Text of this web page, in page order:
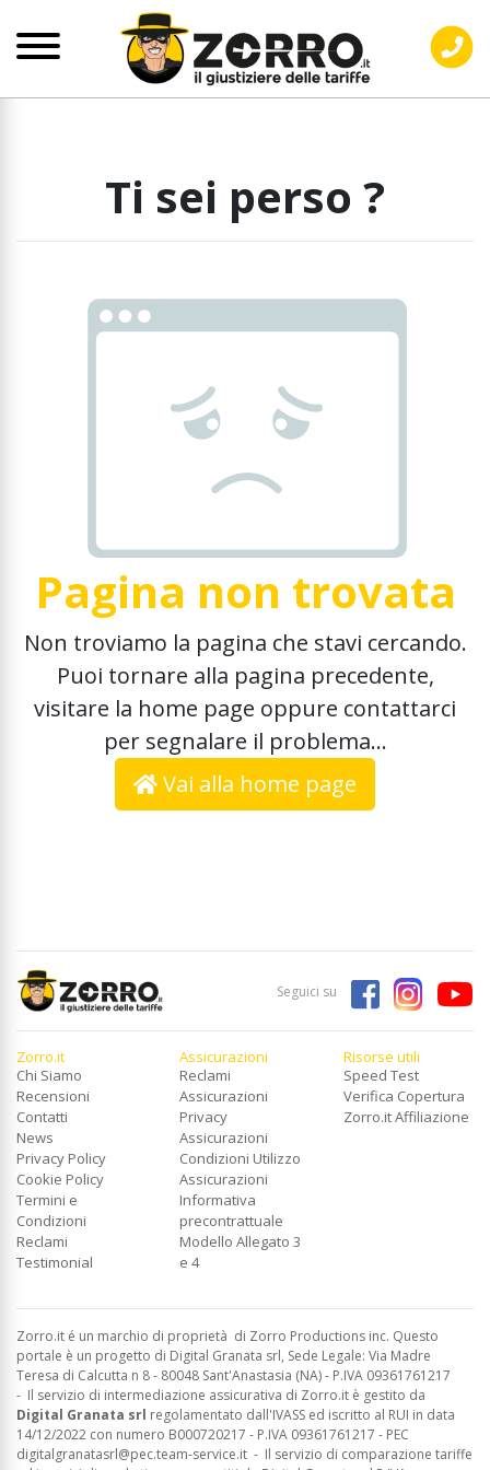
Ti sei perso ?
Pagina non trovata
Non troviamo la pagina che stavi cercando.
Puoi tornare alla pagina precedente,
visitare la home page oppure contattarci
per segnalare il problema...
Vai alla home page
Seguici su
Zorro.it
Chi Siamo
Recensioni
Contatti
News
Privacy Policy
Cookie Policy
Termini e
Condizioni
Reclami
Testimonial
Assicurazioni
Reclami
Assicurazioni
Privacy
Assicurazioni
Condizioni Utilizzo
Assicurazioni
Informativa
precontrattuale
Modello Allegato 3
e 4
Risorse utili
Speed Test
Verifica Copertura
Zorro.it Affiliazione
Zorro.it é un marchio di proprietà di Zorro Productions inc. Questo
portale è un progetto di Digital Granata srl, Sede Legale: Via Madre
Teresa di Calcutta n 8 - 80048 Sant'Anastasia (NA) - P.IVA 09361761217
- Il servizio di intermediazione assicurativa di Zorro.it è gestito da
Digital Granata srl regolamentato dall'IVASS ed iscritto al RUI in data
14/12/2022 con numero B000720217 - P.IVA 09361761217 - PEC
digitalgranatasrl@pec.team-service.it - Il servizio di comparazione tariffe